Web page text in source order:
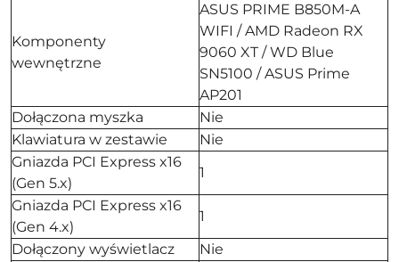
Komponenty
wewnętrzne
ASUS PRIME B850M-A
WIFI / AMD Radeon RX
9060 XT / WD Blue
SN5100 / ASUS Prime
AP201
Dołączona myszka
Nie
Klawiatura w zestawie
Nie
Gniazda PCI Express x16
(Gen 5.x)
1
Gniazda PCI Express x16
(Gen 4.x)
1
Dołączony wyświetlacz
Nie